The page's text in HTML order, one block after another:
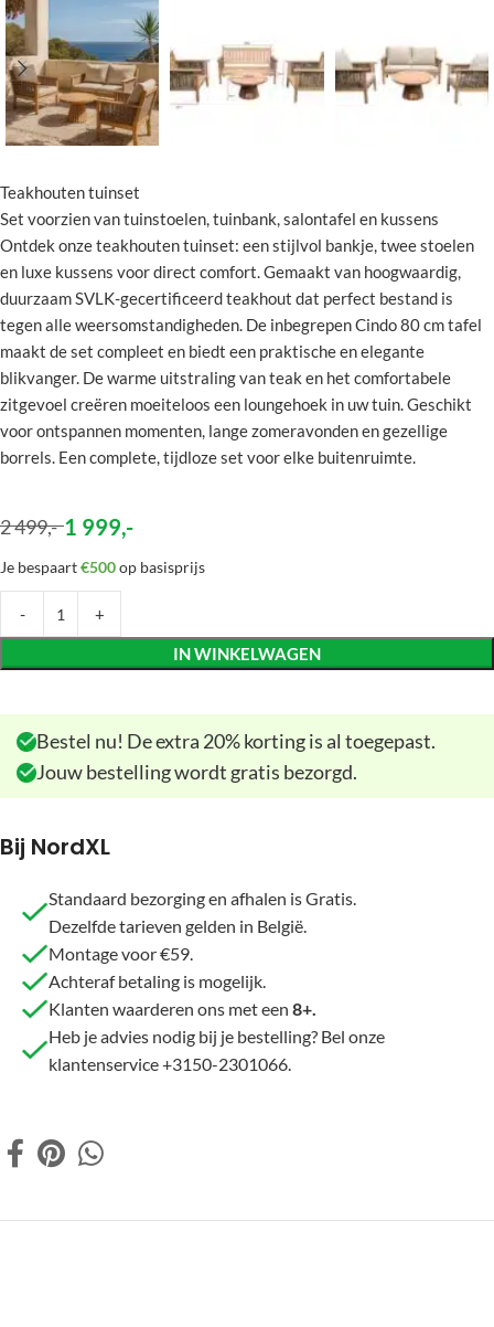
Teakhouten tuinset
Set voorzien van tuinstoelen, tuinbank, salontafel en kussens
Ontdek onze teakhouten tuinset: een stijlvol bankje, twee stoelen
en luxe kussens voor direct comfort. Gemaakt van hoogwaardig,
duurzaam SVLK-gecertificeerd teakhout dat perfect bestand is
tegen alle weersomstandigheden. De inbegrepen Cindo 80 cm tafel
maakt de set compleet en biedt een praktische en elegante
blikvanger. De warme uitstraling van teak en het comfortabele
zitgevoel creëren moeiteloos een loungehoek in uw tuin. Geschikt
voor ontspannen momenten, lange zomeravonden en gezellige
borrels. Een complete, tijdloze set voor elke buitenruimte.
2 499,- 1 999,-
Je bespaart€500op basisprijs
IN WINKELWAGEN
Bestel nu! De extra 20% korting is al toegepast.
Jouw bestelling wordt gratis bezorgd.
Bij NordXL
Standaard bezorging en afhalen is Gratis.
Dezelfde tarieven gelden in België.
Montage voor €59.
Achteraf betaling is mogelijk.
Klanten waarderen ons met een 8+.
Heb je advies nodig bij je bestelling? Bel onze
klantenservice +3150-2301066.